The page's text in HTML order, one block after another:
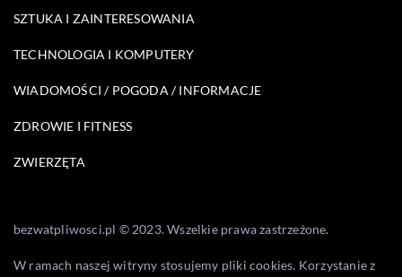
SZTUKA I ZAINTERESOWANIA
TECHNOLOGIA I KOMPUTERY
WIADOMOŚCI / POGODA / INFORMACJE
ZDROWIE I FITNESS
ZWIERZĘTA
bezwatpliwosci.pl © 2023. Wszelkie prawa zastrzeżone.
W ramach naszej witryny stosujemy pliki cookies. Korzystanie z